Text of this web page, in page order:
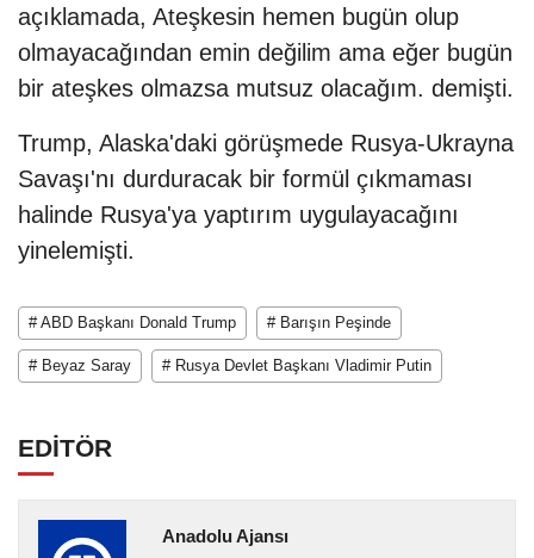
açıklamada, Ateşkesin hemen bugün olup
olmayacağından emin değilim ama eğer bugün
bir ateşkes olmazsa mutsuz olacağım. demişti.
Trump, Alaska'daki görüşmede Rusya-Ukrayna
Savaşı'nı durduracak bir formül çıkmaması
halinde Rusya'ya yaptırım uygulayacağını
yinelemişti.
# ABD Başkanı Donald Trump # Barışın Peşinde
# Beyaz Saray # Rusya Devlet Başkanı Vladimir Putin
EDİTÖR
Anadolu Ajansı